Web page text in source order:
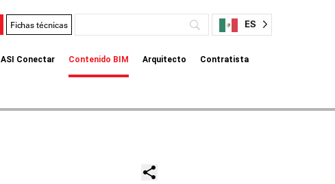
Fichas técnicas ES
ASI Conectar Contenido BIM Arquitecto Contratista